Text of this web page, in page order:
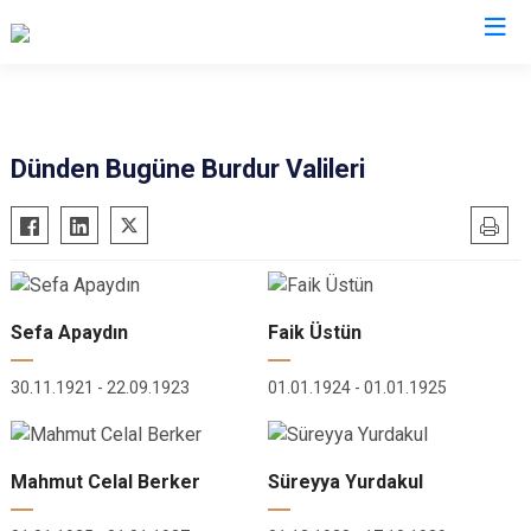
Dünden Bugüne Burdur Valileri
Sefa Apaydın
30.11.1921 - 22.09.1923
Faik Üstün
01.01.1924 - 01.01.1925
Mahmut Celal Berker Süreyya Yurdakul